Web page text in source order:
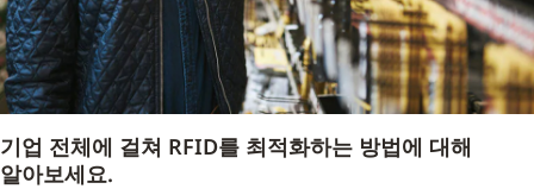
기업 전체에 걸쳐 RFID를 최적화하는 방법에 대해
알아보세요.